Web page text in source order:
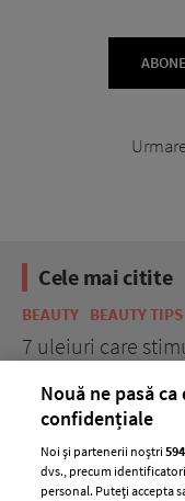
Cele mai citite
BEAUTY BEAUTY TIPS
7 uleiuri care
Nouă ne pasă
confidențiale
Noi și partenerii noștri594
dvs., precum
personal. Puteți accepta